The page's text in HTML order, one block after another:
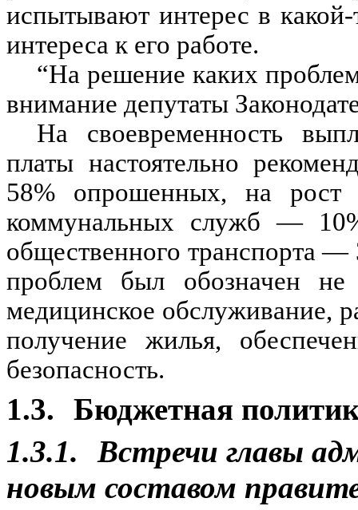
испытывают интерес в
интереса к его работе.
“На решение каких
внимание депутаты
На своевременность
платы настоятельно
58% опрошенных, на
коммунальных служб —
общественного транспорта
проблем был обозначен
медицинское обслуживание,
получение жилья,
безопасность.
1.3.
Бюджетная
1.3.1.
Встречи главы
новым составом